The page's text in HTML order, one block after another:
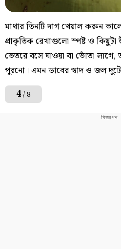
মাথার তিনটি দাগ খেয়াল করুন
প্রাকৃতিক রেখাগুলো স্পষ্ট ও
ভেতরে বসে যাওয়া বা ভোঁতা লাগে,
পুরনো। এমন ডাবের স্বাদ ও জল
4/ 8